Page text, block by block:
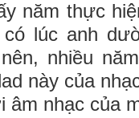
năm thực
lúc anh
nhiều
này của
âm nhạc của